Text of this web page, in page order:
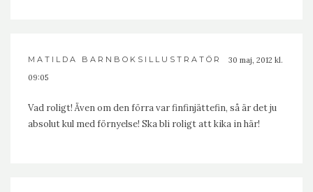
MATILDA BARNBOKSILLUSTRATÖR
30 maj, 2012 kl.
09:05
Vad roligt! Även om den förra var finfinjättefin, så är det ju
absolut kul med förnyelse! Ska bli roligt att kika in här!